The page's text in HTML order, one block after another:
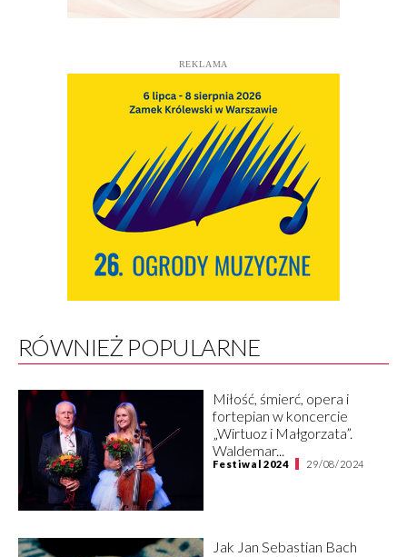
REKLAMA
RÓWNIEŻ POPULARNE
Miłość, śmierć, opera i
fortepian w koncercie
„Wirtuoz i Małgorzata”.
Waldemar...
Festiwal 2024 29/08/2024
Jak Jan Sebastian Bach